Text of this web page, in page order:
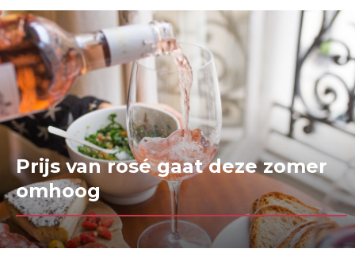
Prijs van rosé gaat deze zomer
omhoog